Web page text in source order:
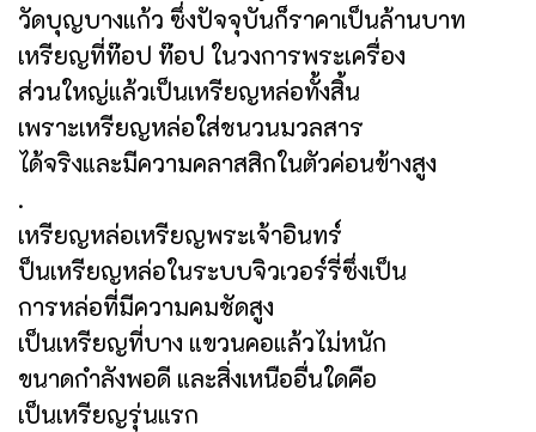
วัดบุญบางแก้ว ซึ่งปัจจุบันก็ราคาเป็นล้านบาท
เหรียญที่ท๊อป ท๊อป ในวงการพระเครื่อง
ส่วนใหญ่แล้วเป็นเหรียญหล่อทั้งสิ้น
เพราะเหรียญหล่อใส่ชนวนมวลสาร
ได้จริงและมีความคลาสสิกในตัวค่อนข้างสูง
.
เหรียญหล่อเหรียญพระเจ้าอินทร์
ป็นเหรียญหล่อในระบบจิวเวอร์รี่ซึ่งเป็น
การหล่อที่มีความคมชัดสูง
เป็นเหรียญที่บาง แขวนคอแล้วไม่หนัก
ขนาดกำลังพอดี และสิ่งเหนืออื่นใดคือ
เป็นเหรียญรุ่นแรก